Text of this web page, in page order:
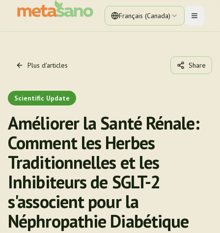
Français (Canada) Toggle
Plus d'articles Share
Scientific Update
Améliorer la Santé Rénale:
Comment les Herbes
Traditionnelles et les
Inhibiteurs de SGLT-2
s'associent pour la
Néphropathie Diabétique